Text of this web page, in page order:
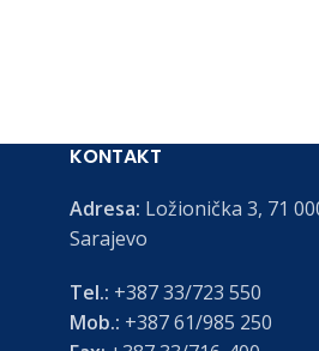
KONTAKT
Adresa: Ložionička 3, 71
Sarajevo
Tel.: +387 33/723 550
Mob.: +387 61/985 250